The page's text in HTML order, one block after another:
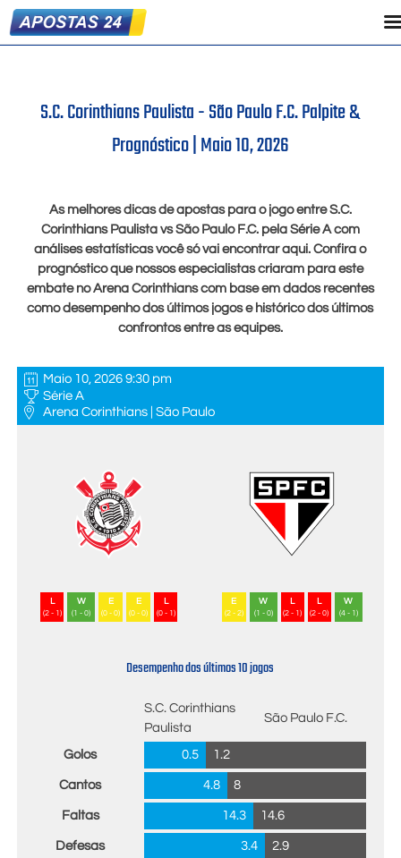
S.C. Corinthians Paulista - São Paulo F.C. Palpite &
Prognóstico |Maio 10, 2026
As melhores dicas de apostas para o jogo entre S.C.
Corinthians Paulista vs São Paulo F.C. pela Série A com
análises estatísticas você só vai encontrar aqui. Confira o
prognóstico que nossos especialistas criaram para este
embate no Arena Corinthians com base em dados recentes
como desempenho dos últimos jogos e histórico dos últimos
confrontos entre as equipes.
Maio 10, 2026 9:30 pm
Série A
Arena Corinthians | São Paulo
L
(2 - 1)
W
(1 - 0)
E
(0 - 0)
E
(0 - 0)
L
(0 - 1)
E
(2 - 2)
W
(1 - 0)
L
(2 - 1)
L
(2 - 0)
W
(4 - 1)
Desempenho dos últimos 10 jogos
S.C. Corinthians
Paulista
São Paulo F.C.
Golos 0.5 1.2
Cantos 4.8 8
Faltas 14.3 14.6
Defesas 3.4 2.9